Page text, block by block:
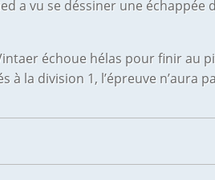
a vu se déssiner une
échoue hélas pour finir au
la division 1, l’épreuve